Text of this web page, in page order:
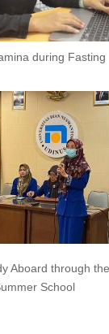
during Fasting
Aboard through
School